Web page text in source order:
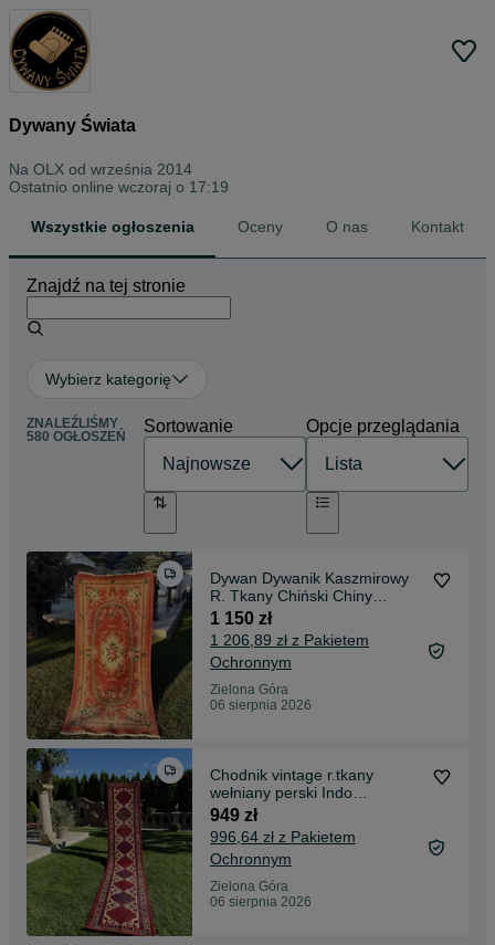
Dywany Świata
Na OLX od września 2014
Ostatnio online wczoraj o 17:19
Wszystkie ogłoszenia Oceny O nas Kontakt
Znajdź na tej stronie
Wybierz kategorię
ZNALEŹLIŚMY
580 OGŁOSZEŃ
Sortowanie Opcje przeglądania
Dywan Dywanik Kaszmirowy
R. Tkany Chiński Chiny
190x93 galeria 5 tyś
1 150 zł
1 206,89 zł z Pakietem
Ochronnym
Zielona Góra
06 sierpnia 2026
Chodnik vintage r.tkany
wełniany perski Indo
Hamadan 392x83 gal. 7 tys
949 zł
996,64 zł z Pakietem
Ochronnym
Zielona Góra
06 sierpnia 2026